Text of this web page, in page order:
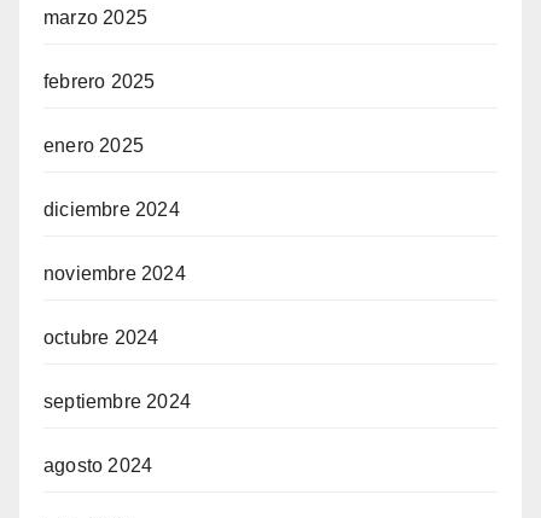
marzo 2025
febrero 2025
enero 2025
diciembre 2024
noviembre 2024
octubre 2024
septiembre 2024
agosto 2024